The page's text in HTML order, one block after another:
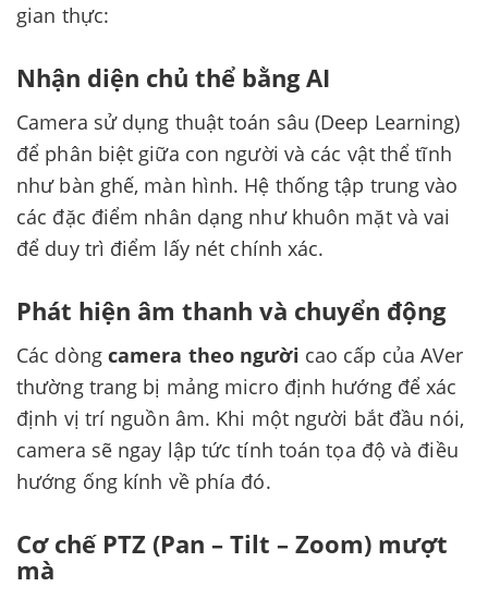
gian thực:
Nhận diện chủ thể bằng AI
Camera sử dụng thuật toán sâu (Deep Learning)
để phân biệt giữa con người và các vật thể tĩnh
như bàn ghế, màn hình. Hệ thống tập trung vào
các đặc điểm nhân dạng như khuôn mặt và vai
để duy trì điểm lấy nét chính xác.
Phát hiện âm thanh và chuyển động
Các dòng camera theo người cao cấp của AVer
thường trang bị mảng micro định hướng để xác
định vị trí nguồn âm. Khi một người bắt đầu nói,
camera sẽ ngay lập tức tính toán tọa độ và điều
hướng ống kính về phía đó.
Cơ chế PTZ (Pan – Tilt – Zoom) mượt
mà